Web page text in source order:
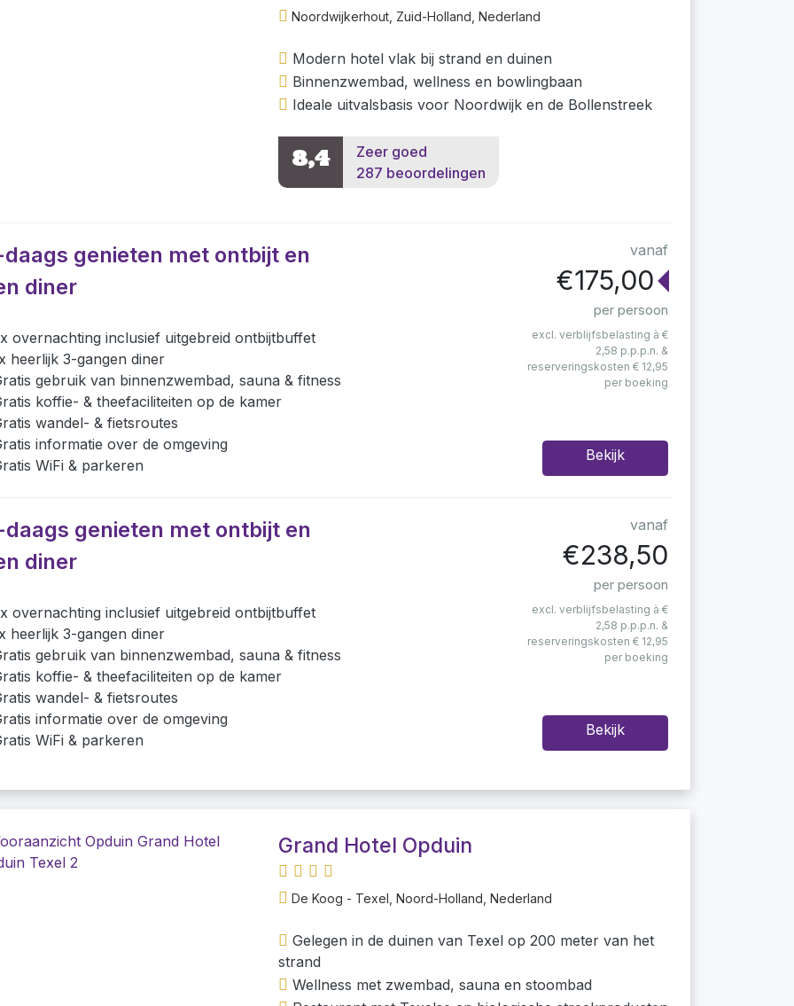
Noordwijkerhout, Zuid-Holland, Nederland
Modern hotel vlak bij strand en duinen
Binnenzwembad, wellness en bowlingbaan
Ideale uitvalsbasis voor Noordwijk en de Bollenstreek
8,4
Zeer goed
287 beoordelingen
genieten met ontbijt en
diner
vanaf
€175,00
per persoon
overnachting inclusief uitgebreid ontbijtbuffet
heerlijk 3-gangen diner
gebruik van binnenzwembad, sauna & fitness
koffie- & theefaciliteiten op de kamer
wandel- & fietsroutes
informatie over de omgeving
WiFi & parkeren
excl. verblijfsbelasting à €
2,58 p.p.p.n. &
reserveringskosten € 12,95
per boeking
Bekijk
genieten met ontbijt en
diner
vanaf
€238,50
per persoon
overnachting inclusief uitgebreid ontbijtbuffet
heerlijk 3-gangen diner
gebruik van binnenzwembad, sauna & fitness
koffie- & theefaciliteiten op de kamer
wandel- & fietsroutes
informatie over de omgeving
WiFi & parkeren
excl. verblijfsbelasting à €
2,58 p.p.p.n. &
reserveringskosten € 12,95
per boeking
Bekijk
Grand Hotel Opduin
De Koog - Texel, Noord-Holland, Nederland
Gelegen in de duinen van Texel op 200 meter van het
strand
Wellness met zwembad, sauna en stoombad